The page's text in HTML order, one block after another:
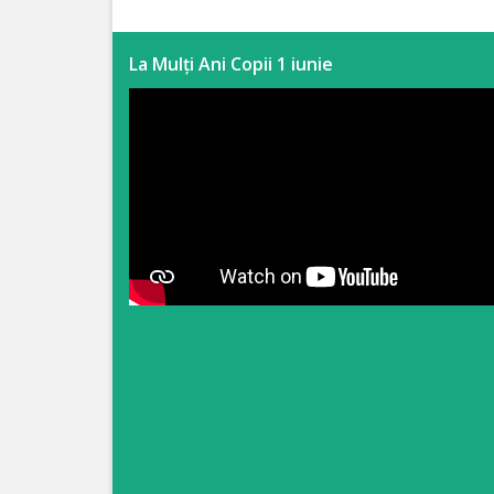
Anticorupție
regulamente
La Mulți Ani Copii 1 iunie